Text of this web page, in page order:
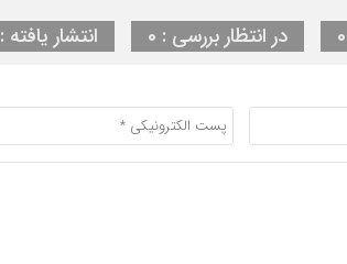
در انتظار بررسی : 0 انتشار یافته : 0